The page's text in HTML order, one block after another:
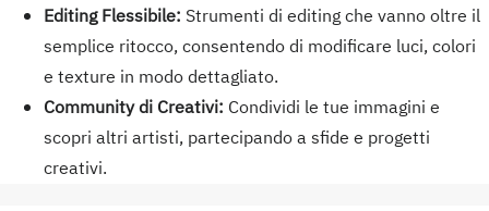
Editing Flessibile: Strumenti di editing che vanno oltre il
semplice ritocco, consentendo di modificare luci, colori
e texture in modo dettagliato.
Community di Creativi: Condividi le tue immagini e
scopri altri artisti, partecipando a sfide e progetti
creativi.